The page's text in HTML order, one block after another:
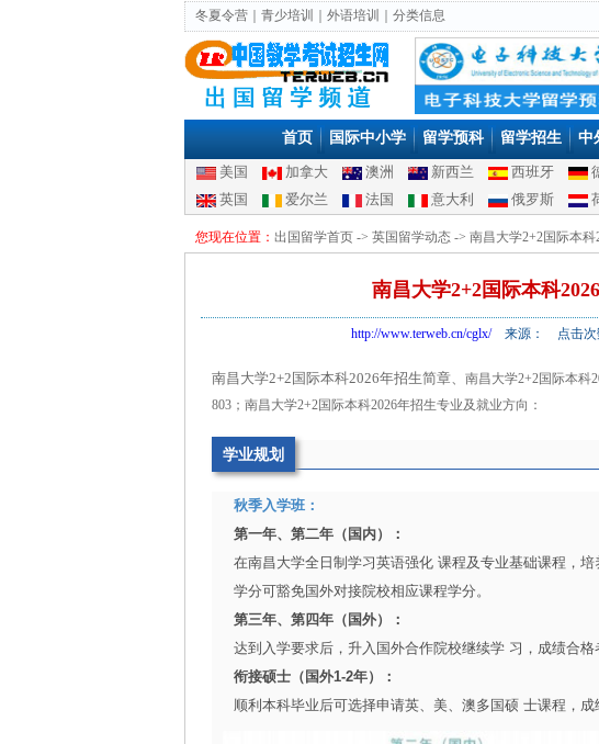
冬夏令营 青少培训 外语培训 分类信息
首页 国际中小学 留学预科 留学招生 中
美国 加拿大 澳洲 新西兰 西班牙
英国
爱尔兰 法国 意大利 俄罗斯
您现在位置： 出国留学首页 -> 英国留学动态 -> 南昌大学2+2国际本
南昌大学2+2国际本科
http://www.terweb.cn/cglx/来源： 点击次数
南昌大学2+2国际本科2026年招生简章、 南昌大学2+2国际本科
803； 南昌大学2+2国际本科2026年招生专业及就业方向：
学业规划
秋季入学班：
第一年、第二年（国内）：
在南昌大学全日制学习英语强化 课程及专业基础课程，
学分可豁免国外对接院校相应课程学分。
第三年、第四年（国外）：
达到入学要求后，升入国外合作院校继续学 习，成绩合格
衔接硕士（国外1-2年）：
顺利本科毕业后可选择申请英、美、澳多国硕 士课程，